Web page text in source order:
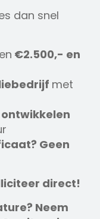
dan snel
€2.500,- en
met
Geen
direct!
Neem